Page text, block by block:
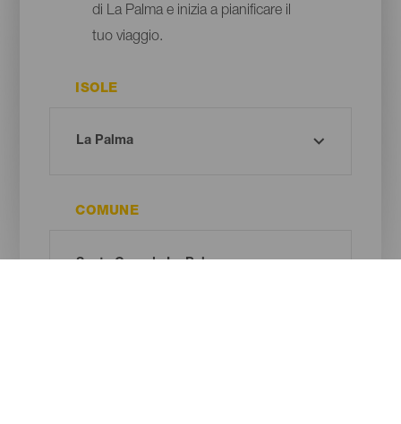
di La Palma e inizia a pianificare il
tuo viaggio.
ISOLE
COMUNE